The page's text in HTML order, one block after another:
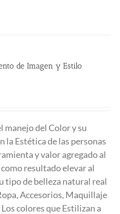
de Imagen y Estilo
manejo del Color y su
la Estética de las personas
y valor agregado al
resultado elevar al
tipo de belleza natural real
Accesorios, Maquillaje
colores que Estilizan a